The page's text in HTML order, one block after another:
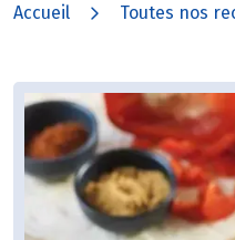
Accueil Toutes nos